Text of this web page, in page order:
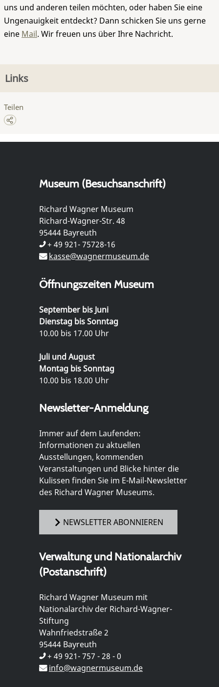
uns und anderen teilen möchten, oder haben Sie eine
Ungenauigkeit entdeckt? Dann schicken Sie uns gerne
eine Mail. Wir freuen uns über Ihre Nachricht.
Links
Teilen
Museum (Besuchsanschrift)
Richard Wagner Museum
Richard-Wagner-Str. 48
95444 Bayreuth
+ 49 921- 75728-16
kasse@wagnermuseum.de
Öffnungszeiten Museum
September bis Juni
Dienstag bis Sonntag
10.00 bis 17.00 Uhr
Juli und August
Montag bis Sonntag
10.00 bis 18.00 Uhr
Newsletter-Anmeldung
Immer auf dem Laufenden:
Informationen zu aktuellen
Ausstellungen, kommenden
Veranstaltungen und Blicke hinter die
Kulissen finden Sie im E-Mail-Newsletter
des Richard Wagner Museums.
NEWSLETTER ABONNIEREN
Verwaltung und Nationalarchiv
(Postanschrift)
Richard Wagner Museum mit
Nationalarchiv der Richard-Wagner-
Stiftung
Wahnfriedstraße 2
95444 Bayreuth
+ 49 921- 757 - 28 - 0
info@wagnermuseum.de